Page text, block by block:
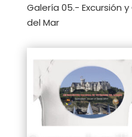
Galería 05.- Excursión
del Mar